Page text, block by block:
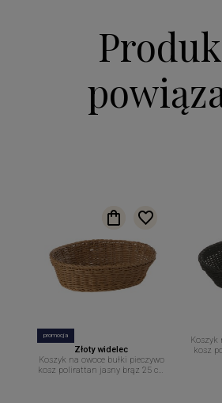
promocja
Złoty widelec
Koszyk na owoce bułki pieczywo
kosz polirattan jasny brąz 25 cm
Koszyk
kosz